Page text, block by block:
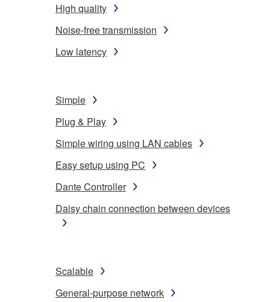
High quality
Noise-free transmission
Low latency
Simple
Plug & Play
Simple wiring using LAN cables
Easy setup using PC
Dante Controller
Daisy chain connection between devices
Scalable
General-purpose network